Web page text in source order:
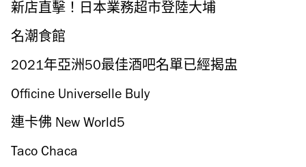
新店直擊！日本業務超市登陸大埔
名潮食館
2021年亞洲50最佳酒吧名單已經揭盅
Officine Universelle Buly
連卡佛 New World5
Taco Chaca